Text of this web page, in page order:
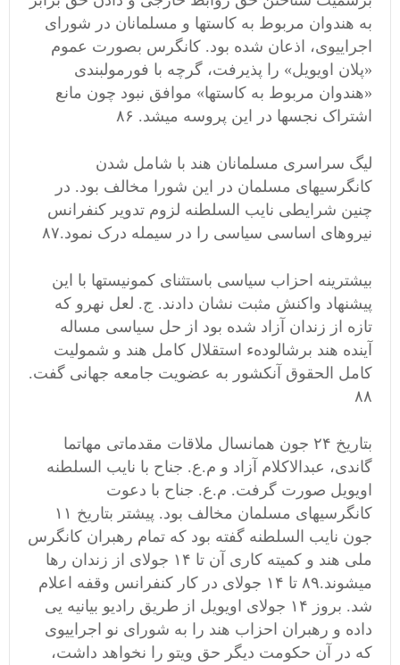
به هندوان مربوط به کاستها و مسلمانان در شورای
اجراییوی، اذعان شده بود. کانگرس بصورت عموم
«پلان اویویل» را پذیرفت، گرچه با فورمولبندی
«هندوان مربوط به کاستها» موافق نبود چون مانع
اشتراک نجسها در این پروسه میشد. ۸۶
لیگ سراسری مسلمانان هند با شامل شدن
کانگرسیهای مسلمان در این شورا مخالف بود. در
چنین شرایطی نایب السلطنه لزوم تدویر کنفرانس
نیروهای اساسی سیاسی را در سیمله درک نمود.۸۷
بیشترینه احزاب سیاسی باستثنای کمونیستها با این
پیشنهاد واکنش مثبت نشان دادند. ج. لعل نهرو که
تازه از زندان آزاد شده بود از حل سیاسی مساله
آینده هند برشالودهء استقلال کامل هند و شمولیت
کامل الحقوق آنکشور به عضویت جامعه جهانی گفت.
۸۸
بتاریخ ۲۴ جون همانسال ملاقات مقدماتی مهاتما
گاندی، عبدالاکلام آزاد و م.ع. جناح با نایب السلطنه
اویویل صورت گرفت. م.ع. جناح با دعوت
کانگرسیهای مسلمان مخالف بود. پیشتر بتاریخ ۱۱
جون نایب السلطنه گفته بود که تمام رهبران کانگرس
ملی هند و کمیته کاری آن تا ۱۴ جولای از زندان رها
میشوند.۸۹ تا ۱۴ جولای در کار کنفرانس وقفه اعلام
شد. بروز ۱۴ جولای اویویل از طریق رادیو بیانیه یی
داده و رهبران احزاب هند را به شورای نو اجراییوی
که در آن حکومت دیگر حق ویتو را نخواهد داشت،